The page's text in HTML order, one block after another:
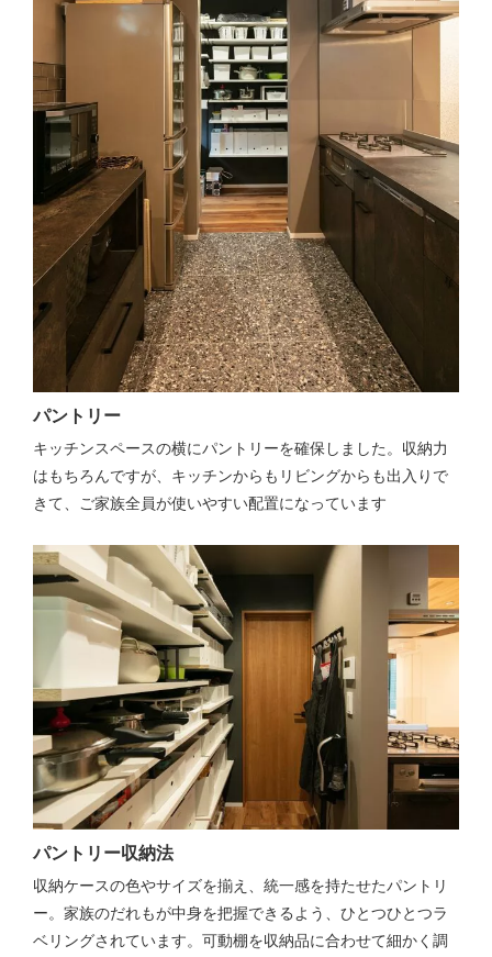
パントリー
キッチンスペースの横にパントリーを確保しました。収納力
はもちろんですが、キッチンからもリビングからも出入りで
きて、ご家族全員が使いやすい配置になっています
パントリー収納法
収納ケースの色やサイズを揃え、統一感を持たせたパントリ
ー。家族のだれもが中身を把握できるよう、ひとつひとつラ
ベリングされています。可動棚を収納品に合わせて細かく調